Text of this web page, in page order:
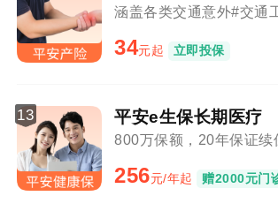
34元起 立即投保
13 平安e生保长期医疗
800万保额，20年保证续
256元/年起 赠2000元门